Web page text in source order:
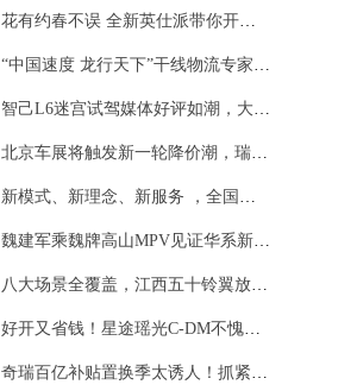
花有约春不误 全新英仕派带你开启春日有品出游
“中国速度 龙行天下”干线物流专家东风天龙GX正式上市
智己L6迷宫试驾媒体好评如潮，大厂国家队果然靠谱！
北京车展将触发新一轮降价潮，瑞浦兰钧问顶电池为车企降本增效助力
新模式、新理念、新服务 ，全国统一“一口价”
魏建军乘魏牌高山MPV见证华系新军诞生 共启新未来
八大场景全覆盖，江西五十铃翼放EM“全能出击”！
好开又省钱！星途瑶光C-DM不愧混动界的“宝藏男孩”
奇瑞百亿补贴置换季太诱人！抓紧入手瑞虎8新能源冠军版，畅享美好春游